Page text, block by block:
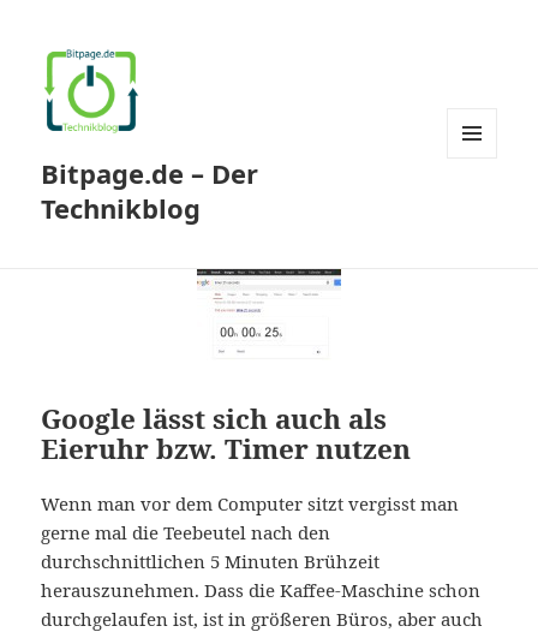
Bitpage.de – Der
Technikblog
Google lässt sich auch als
Eieruhr bzw. Timer nutzen
Wenn man vor dem Computer sitzt vergisst man
gerne mal die Teebeutel nach den
durchschnittlichen 5 Minuten Brühzeit
herauszunehmen. Dass die Kaffee-Maschine schon
durchgelaufen ist, ist in größeren Büros, aber auch